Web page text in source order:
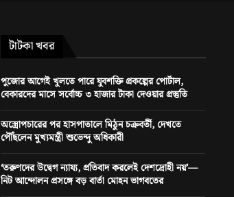
টাটকা খবর
পুজোর আগেই খুলতে পারে যুবশক্তি প্রকল্পের পোর্টাল,
বেকারদের মাসে সর্বোচ্চ ৩ হাজার টাকা দেওয়ার প্রস্তুতি
অস্ত্রোপচারের পর হাসপাতালে মিঠুন চক্রবর্তী, দেখতে
পৌঁছলেন মুখ্যমন্ত্রী শুভেন্দু অধিকারী
‘তরুণদের উদ্বেগ ন্যায্য, প্রতিবাদ করলেই দেশদ্রোহী নয়’—
নিট আন্দোলন প্রসঙ্গে বড় বার্তা মোহন ভাগবতের